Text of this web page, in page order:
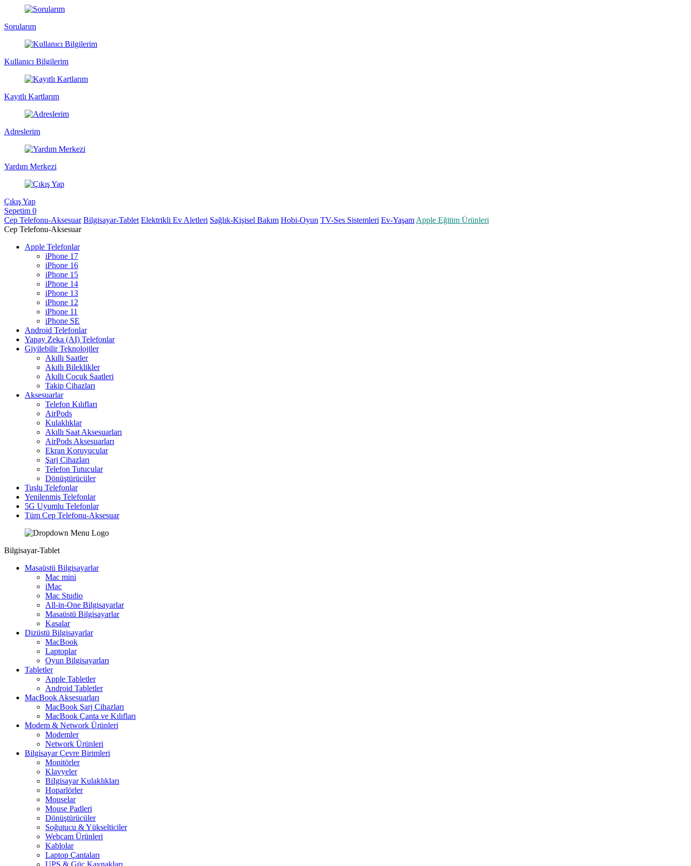
Sorularım
Kullanıcı Bilgilerim
Kayıtlı Kartlarım
Adreslerim
Yardım Merkezi
Çıkış Yap
Sepetim 0
Cep Telefonu-Aksesuar Bilgisayar-Tablet Elektrikli Ev Aletleri Sağlık-Kişisel Bakım Hobi-Oyun TV-Ses Sistemleri Ev-Yaşam Apple Eğitim Ürünleri
Cep Telefonu-Aksesuar
Apple Telefonlar
iPhone 17
iPhone 16
iPhone 15
iPhone 14
iPhone 13
iPhone 12
iPhone 11
iPhone SE
Android Telefonlar
Yapay Zeka (AI) Telefonlar
Giyilebilir Teknolojiler
Akıllı Saatler
Akıllı Bileklikler
Akıllı Çocuk Saatleri
Takip Cihazları
Aksesuarlar
Telefon Kılıfları
AirPods
Kulaklıklar
Akıllı Saat Aksesuarları
AirPods Aksesuarları
Ekran Koruyucular
Şarj Cihazları
Telefon Tutucular
Dönüştürücüler
Tuşlu Telefonlar
Yenilenmiş Telefonlar
5G Uyumlu Telefonlar
Tüm Cep Telefonu-Aksesuar
Bilgisayar-Tablet
Masaüstü Bilgisayarlar
Mac mini
iMac
Mac Studio
All-in-One Bilgisayarlar
Masaüstü Bilgisayarlar
Kasalar
Dizüstü Bilgisayarlar
MacBook
Laptoplar
Oyun Bilgisayarları
Tabletler
Apple Tabletler
Android Tabletler
MacBook Aksesuarları
MacBook Şarj Cihazları
MacBook Çanta ve Kılıfları
Modem & Network Ürünleri
Modemler
Network Ürünleri
Bilgisayar Çevre Birimleri
Monitörler
Klavyeler
BiIgisayar Kulaklıkları
Hoparlörler
Mouselar
Mouse Padleri
Dönüştürücüler
Soğutucu & Yükselticiler
Webcam Ürünleri
Kablolar
Laptop Çantaları
UPS & Güç Kaynakları